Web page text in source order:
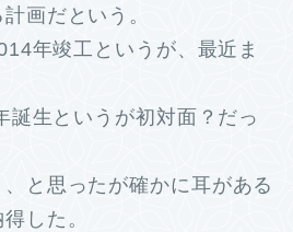
画だという。
年竣工というが、最近ま
誕生というが初対面？だっ
、と思ったが確かに耳がある
した。